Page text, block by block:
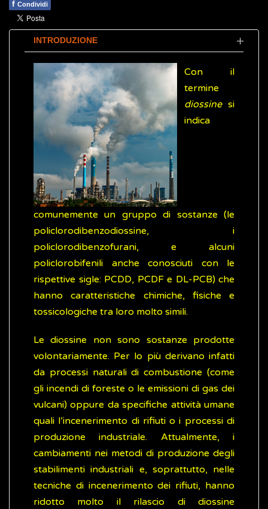
f Condividi
INTRODUZIONE
Con il
termine
diossinesi
indica
comunemente un gruppo di sostanze (le
policlorodibenzodiossine, i
policlorodibenzofurani, e alcuni
policlorobifenili anche conosciuti con le
rispettive sigle: PCDD, PCDF e DL-PCB) che
hanno caratteristiche chimiche, fisiche e
tossicologiche tra loro molto simili.
Le diossine non sono sostanze prodotte
volontariamente. Per lo più derivano infatti
da processi naturali di combustione (come
gli incendi di foreste o le emissioni di gas dei
vulcani) oppure da specifiche attività umane
quali l’incenerimento di rifiuti o i processi di
produzione industriale. Attualmente, i
cambiamenti nei metodi di produzione degli
stabilimenti industriali e, soprattutto, nelle
tecniche di incenerimento dei rifiuti, hanno
ridotto molto il rilascio di diossine